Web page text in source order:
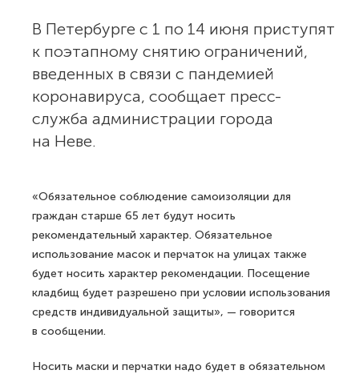
В Петербурге с 1 по 14 июня приступят
к поэтапному снятию ограничений,
введенных в связи с пандемией
коронавируса, сообщает пресс-
служба администрации города
на Неве.
«Обязательное соблюдение самоизоляции для
граждан старше 65 лет будут носить
рекомендательный характер. Обязательное
использование масок и перчаток на улицах также
будет носить характер рекомендации. Посещение
кладбищ будет разрешено при условии использования
средств индивидуальной защиты», — говорится
в сообщении.
Носить маски и перчатки надо будет в обязательном